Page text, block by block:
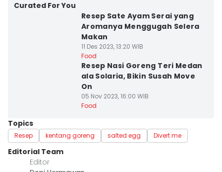
Curated For You
Resep Sate Ayam Serai yang
Aromanya Menggugah Selera
Makan
11 Des 2023, 13:20 WIB
Food
Resep Nasi Goreng Teri Medan
ala Solaria, Bikin Susah Move
On
05 Nov 2023, 16:00 WIB
Food
Topics
Resep kentang goreng salted egg Divert me
Editorial Team
Editor